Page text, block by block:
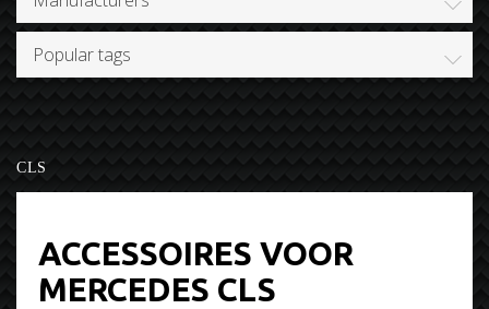
Popular tags
CLS
ACCESSOIRES VOOR
MERCEDES CLS